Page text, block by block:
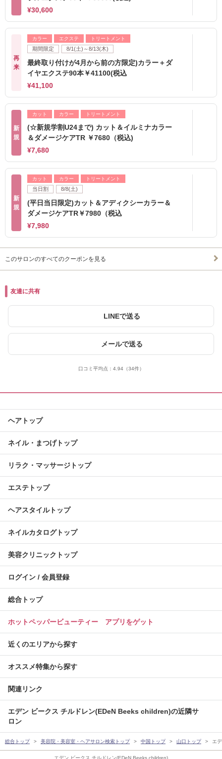
エデン ビークス チルドレン(EDeN Beeks children)
¥30,600
再
来
カラー エクステ トリートメント
期間限定 8/1(土)～8/13(木)
最終取り付けが4月から前の方限定)カラー＋ダ
イヤエクステ90本￥41100(税込
¥41,100
新
規
カット カラー トリートメント
(☆新規学割U24まで) カット＆イルミナカラー
＆ダメージケアTR ￥7680（税込)
¥7,680
新
規
カット カラー トリートメント
当日割 8/8(土)
(平日当日限定)カット＆アディクシーカラー＆
ダメージケアTR￥7980（税込
¥7,980
このサロンのすべてのクーポンを見る
友達に共有
LINEで送る
メールで送る
口コミ平均点： 4.94（34件）
ヘアトップ
ネイル・まつげトップ
リラク・マッサージトップ
エステトップ
ヘアスタイルトップ
ネイルカタログトップ
美容クリニックトップ
ログイン / 会員登録
総合トップ
ホットペッパービューティー アプリをゲット
近くのエリアから探す
オススメ特集から探す
関連リンク
エデン ビークス チルドレン(EDeN Beeks children)の近隣サ
ロン
総合トップ 美容院・美容室・ヘアサロン検索トップ 中国トップ 山口トップ エ